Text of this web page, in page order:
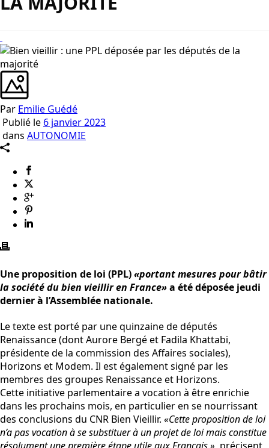
Par Emilie Guédé
Publié le 6 janvier 2023
dans AUTONOMIE
Une proposition de loi (PPL)«portant mesures pour bâtir
la société du bien vieillir en France»a été déposée jeudi
dernier à l’Assemblée nationale.
Le texte est porté par une quinzaine de députés
Renaissance (dont Aurore Bergé et Fadila Khattabi,
présidente de la commission des Affaires sociales),
Horizons et Modem. Il est également signé par les
membres des groupes Renaissance et Horizons.
Cette initiative parlementaire a vocation à être enrichie
dans les prochains mois, en particulier en se nourrissant
des conclusions du CNR Bien Vieillir. «Cette proposition de loi
n’a pas vocation à se substituer à un projet de loi mais constitue